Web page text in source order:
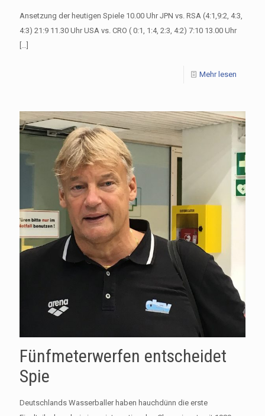
Ansetzung der heutigen Spiele 10.00 Uhr JPN vs. RSA (4:1,9:2, 4:3,
4:3) 21:9 11.30 Uhr USA vs. CRO ( 0:1, 1:4, 2:3, 4:2) 7:10 13.00 Uhr
[…]
Mehr lesen
Fünfmeterwerfen entscheidet
Spie
Deutschlands Wasserballer haben hauchdünn die erste